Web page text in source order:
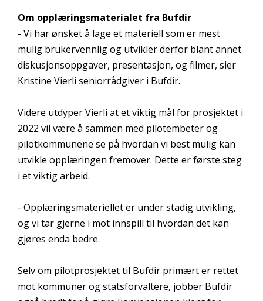
Om opplæringsmaterialet fra Bufdir
- Vi har ønsket å lage et materiell som er mest
mulig brukervennlig og utvikler derfor blant annet
diskusjonsoppgaver, presentasjon, og filmer, sier
Kristine Vierli seniorrådgiver i Bufdir.
Videre utdyper Vierli at et viktig mål for prosjektet i
2022 vil være å sammen med pilotembeter og
pilotkommunene se på hvordan vi best mulig kan
utvikle opplæringen fremover. Dette er første steg
i et viktig arbeid.
- Opplæringsmateriellet er under stadig utvikling,
og vi tar gjerne i mot innspill til hvordan det kan
gjøres enda bedre.
Selv om pilotprosjektet til Bufdir primært er rettet
mot kommuner og statsforvaltere, jobber Bufdir